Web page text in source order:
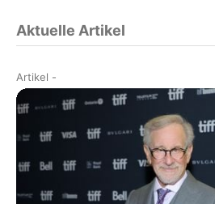
Aktuelle Artikel
Artikel -